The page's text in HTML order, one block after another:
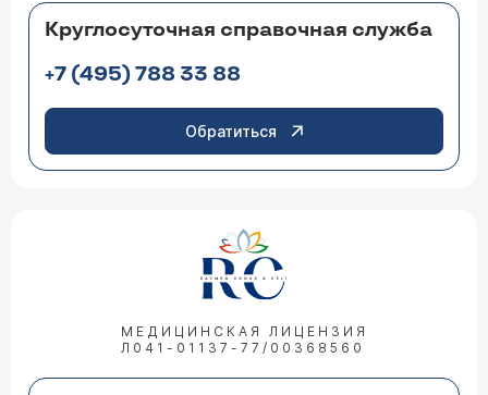
Круглосуточная справочная служба
+7 (495) 788 33 88
Обратиться
МЕДИЦИНСКАЯ ЛИЦЕНЗИЯ
Л041-01137-77/00368560